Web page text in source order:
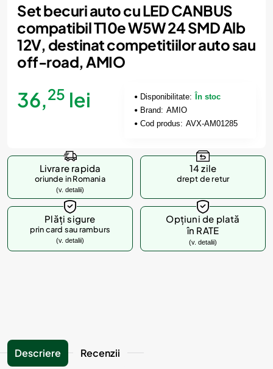
Set becuri auto cu LED CANBUS
compatibil T10e W5W 24 SMD Alb
12V, destinat competitiilor auto sau
off-road, AMIO
36,25 lei Disponibilitate:
În stoc
Brand: AMIO
Cod produs: AVX-AM01285
Livrare rapida
oriunde in Romania
(v. detalii)
14 zile
drept de retur
Plăți sigure
prin card sau ramburs
(v. detalii)
Opțiuni de plată
în RATE
(v. detalii)
Descriere Recenzii